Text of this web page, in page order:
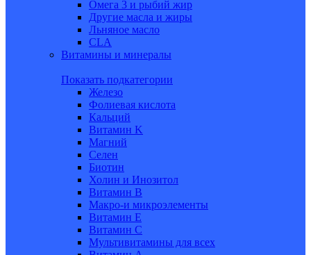
Омега 3 и рыбий жир
Другие масла и жиры
Льняное масло
CLA
Витамины и минералы
Показать подкатегории
Железо
Фолиевая кислота
Кальций
Витамин K
Магний
Селен
Биотин
Холин и Инозитол
Витамин B
Макро-и микроэлементы
Витамин Е
Витамин С
Мультивитамины для всех